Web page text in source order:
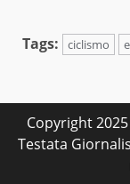
Tags: ciclismo
Copyright
Testata